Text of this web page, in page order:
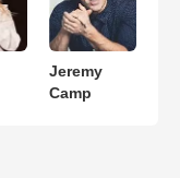
Jeremy
Camp